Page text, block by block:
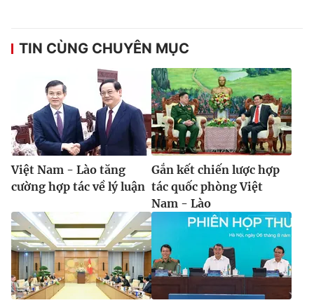
TIN CÙNG CHUYÊN MỤC
Việt Nam - Lào tăng
cường hợp tác về lý luận
Gắn kết chiến lược hợp
tác quốc phòng Việt
Nam - Lào